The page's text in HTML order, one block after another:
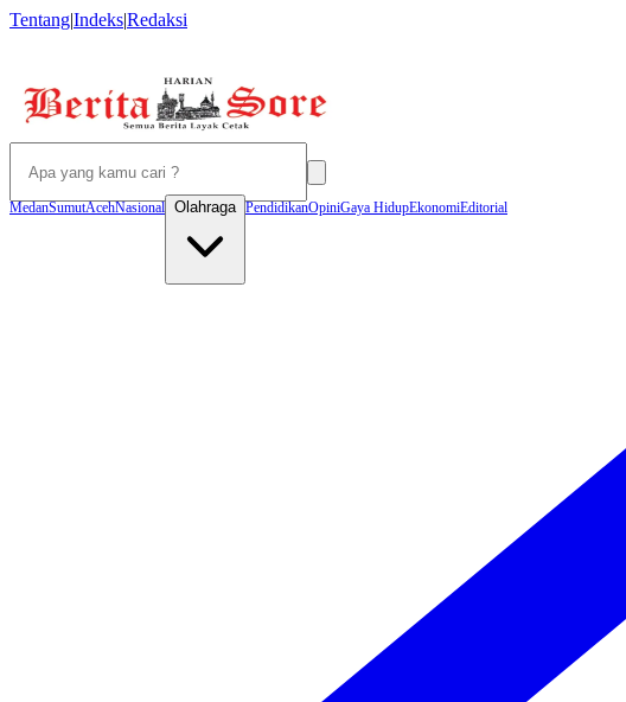
Tentang|Indeks|Redaksi
MedanSumutAcehNasional Olahraga PendidikanOpiniGaya HidupEkonomiEditorial